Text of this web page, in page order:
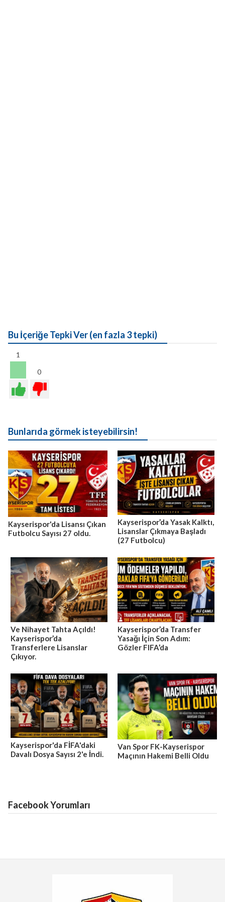
Bu İçeriğe Tepki Ver (en fazla 3 tepki)
1
0
Bunlarıda görmek isteyebilirsin!
Kayserispor'da Lisansı Çıkan
Futbolcu Sayısı 27 oldu.
Kayserispor’da Yasak Kalktı,
Lisanslar Çıkmaya Başladı
(27 Futbolcu)
Ve Nihayet Tahta Açıldı!
Kayserispor’da
Transferlere Lisanslar
Çıkıyor.
Kayserispor’da Transfer
Yasağı İçin Son Adım:
Gözler FIFA’da
Kayserispor'da FİFA'daki
Davalı Dosya Sayısı 2'e İndi.
Van Spor FK-Kayserispor
Maçının Hakemi Belli Oldu
Facebook Yorumları